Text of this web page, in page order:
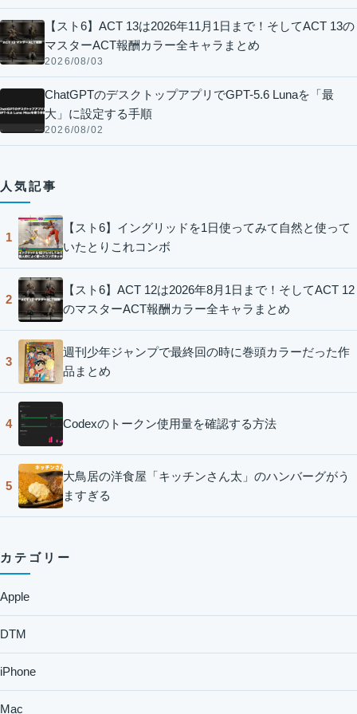
【スト6】ACT 13は2026年11月1日まで！そしてACT 13の
マスターACT報酬カラー全キャラまとめ
2026/08/03
ChatGPTのデスクトップアプリでGPT-5.6 Lunaを「最
大」に設定する手順
2026/08/02
人気記事
1
【スト6】イングリッドを1日使ってみて自然と使って
いたとりこれコンボ
2
【スト6】ACT 12は2026年8月1日まで！そしてACT 12
のマスターACT報酬カラー全キャラまとめ
3
週刊少年ジャンプで最終回の時に巻頭カラーだった作
品まとめ
4 Codexのトークン使用量を確認する方法
5
大鳥居の洋食屋「キッチンさん太」のハンバーグがう
ますぎる
カテゴリー
Apple
DTM
iPhone
Mac